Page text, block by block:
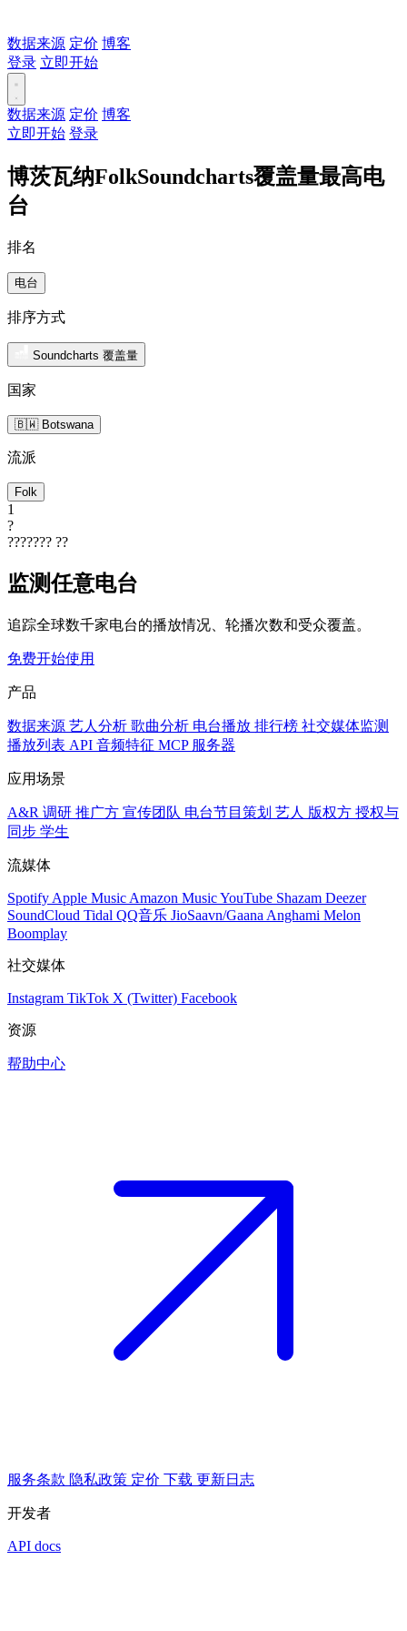
数据来源 定价 博客
登录 立即开始
数据来源 定价 博客
立即开始 登录
博茨瓦纳FolkSoundcharts覆盖量最高电
台
排名
电台
排序方式
Soundcharts 覆盖量
国家
🇧🇼 Botswana
流派
Folk
1
?
??????? ??
监测任意电台
追踪全球数千家电台的播放情况、轮播次数和受众覆盖。
免费开始使用
产品
数据来源 艺人分析 歌曲分析 电台播放 排行榜 社交媒体监测
播放列表 API 音频特征 MCP 服务器
应用场景
A&R 调研 推广方 宣传团队 电台节目策划 艺人 版权方 授权与
同步 学生
流媒体
Spotify Apple Music Amazon MusicYouTube Shazam Deezer
SoundCloud Tidal QQ音乐 JioSaavn/Gaana Anghami Melon
Boomplay
社交媒体
Instagram TikTok X (Twitter) Facebook
资源
帮助中心
服务条款 隐私政策 定价 下载 更新日志
开发者
API docs